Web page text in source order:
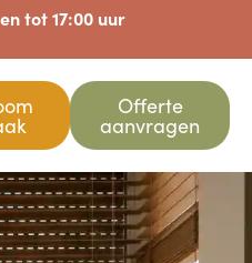
tot 17:00 uur
Offerte
aanvragen